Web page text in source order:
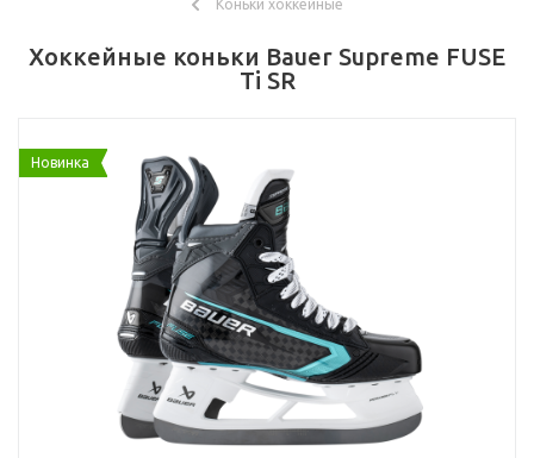
Коньки хоккейные
Хоккейные коньки Bauer Supreme FUSE
Ti SR
Новинка